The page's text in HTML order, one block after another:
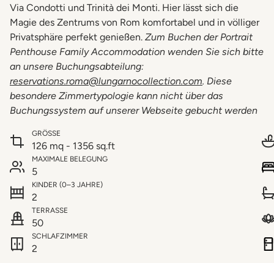
Via Condotti und Trinità dei Monti. Hier lässt sich die
Magie des Zentrums von Rom komfortabel und in völliger
Privatsphäre perfekt genießen. Zum Buchen der Portrait
Penthouse Family Accommodation wenden Sie sich bitte
an unsere Buchungsabteilung:
reservations.roma@lungarnocollection.com. Diese
besondere Zimmertypologie kann nicht über das
Buchungssystem auf unserer Webseite gebucht werden
GRÖSSE
126 mq - 1356 sq.ft
MAXIMALE BELEGUNG
5
KINDER (0–3 JAHRE)
2
TERRASSE
50
SCHLAFZIMMER
2